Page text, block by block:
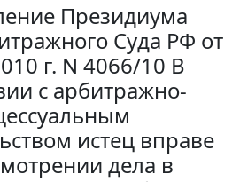
Президиума
Суда РФ от
г. N 4066/10 В
с арбитражно-
истец вправе
дела в